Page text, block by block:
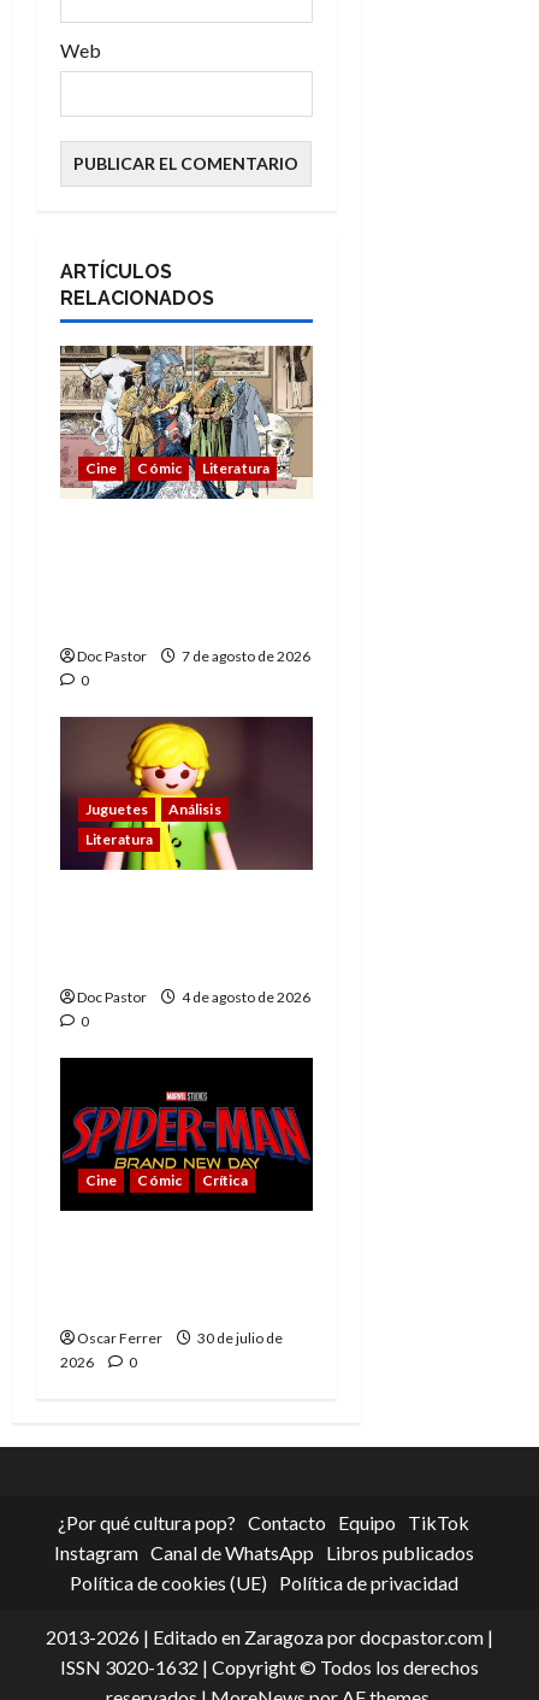
Web
ARTÍCULOS
RELACIONADOS
Cine Cómic Literatura
Doc Pastor
7 de agosto de 2026
0
Juguetes
Análisis
Literatura
Doc Pastor
4 de agosto de 2026
0
Cine Cómic Crítica
Oscar Ferrer
30 de julio de
2026
0
¿Por qué cultura pop? Contacto Equipo
TikTok
Instagram Canal de WhatsApp
Libros publicados
Política de cookies (UE)
Política de privacidad
2013-2026 | Editado en Zaragoza por docpastor.com |
ISSN 3020-1632 | Copyright © Todos los derechos